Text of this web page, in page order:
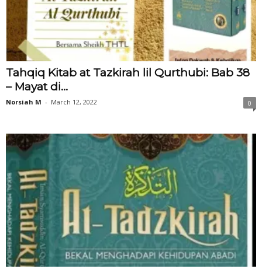
Tahqiq Kitab at Tazkirah lil Qurthubi: Bab 38
– Mayat di...
Norsiah M - March 12, 2022 0